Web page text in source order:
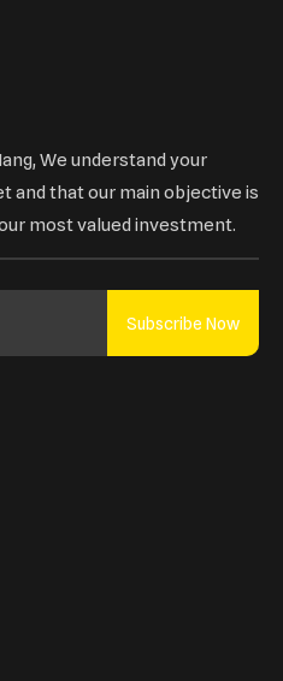
We understand your
and that our main objective is
most valued investment.
Subscribe Now